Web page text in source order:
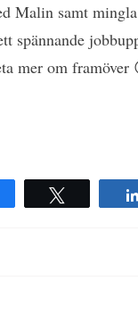
Malin samt
spännande
mer om framöver